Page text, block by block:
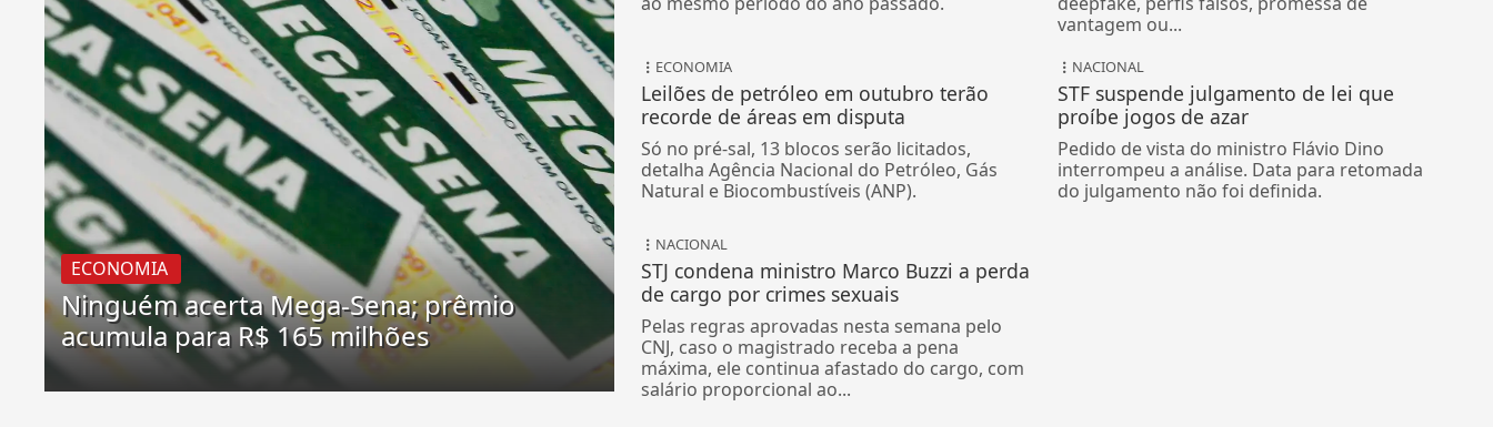
ECONOMIA
Ninguém acerta Mega-Sena; prêmio
acumula para R$ 165 milhões
vantagem ou...
ECONOMIA
Leilões de petróleo em outubro terão
recorde de áreas em disputa
Só no pré-sal, 13 blocos serão licitados,
detalha Agência Nacional do Petróleo, Gás
Natural e Biocombustíveis (ANP).
NACIONAL
STF suspende julgamento de lei que
proíbe jogos de azar
Pedido de vista do ministro Flávio Dino
interrompeu a análise. Data para retomada
do julgamento não foi definida.
NACIONAL
STJ condena ministro Marco Buzzi a perda
de cargo por crimes sexuais
Pelas regras aprovadas nesta semana pelo
CNJ, caso o magistrado receba a pena
máxima, ele continua afastado do cargo, com
salário proporcional ao...